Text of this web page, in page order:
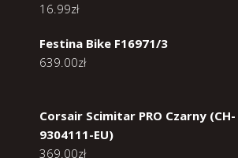
16.99zł
Festina Bike F16971/3
639.00zł
Corsair Scimitar PRO Czarny (CH-
9304111-EU)
369.00zł